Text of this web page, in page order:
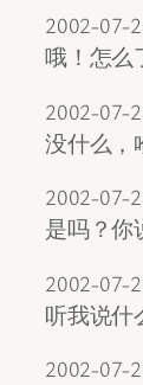
2002-07-
哦！怎么
2002-07-
没什么，
2002-07-
是吗？你
2002-07-
听我说什
2002-07-